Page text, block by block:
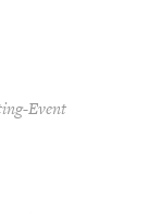
Event